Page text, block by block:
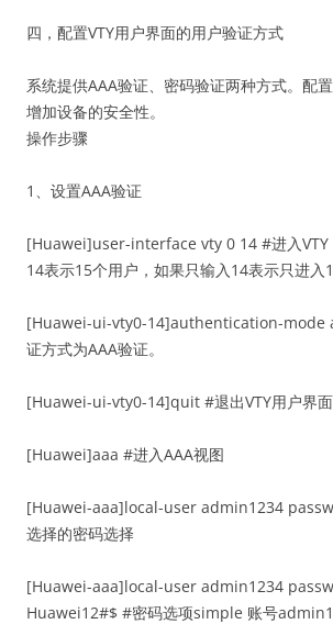
四，配置VTY用户界面的用户验证方式
系统提供AAA验证、密码验证两种方式。配
增加设备的安全性。
操作步骤
1、设置AAA验证
[Huawei]user-interface vty 0 14 #进入VTY
14表示15个用户，如果只输入14表示只进入
[Huawei-ui-vty0-14]authentication-mode
证方式为AAA验证。
[Huawei-ui-vty0-14]quit #退出VTY用户界
[Huawei]aaa #进入AAA视图
[Huawei-aaa]local-user admin1234
选择的密码选择
[Huawei-aaa]local-user admin1234
Huawei12#$ #密码选项simple 账号